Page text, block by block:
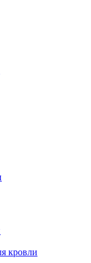
кровли